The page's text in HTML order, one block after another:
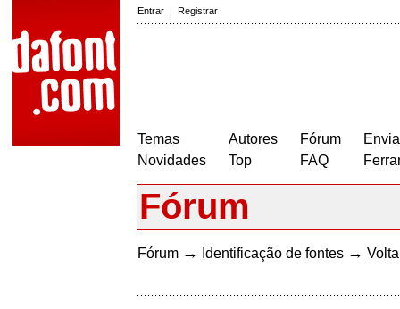
Entrar | Registrar
Temas
Novidades
Autores
Top
Fórum
FAQ
Fórum
Fórum → Identificação de fontes →